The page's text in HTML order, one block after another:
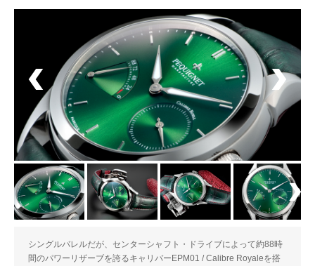
シングルバレルだが、センターシャフト・ドライブによって約88時
間のパワーリザーブを誇るキャリバーEPM01 / Calibre Royaleを搭